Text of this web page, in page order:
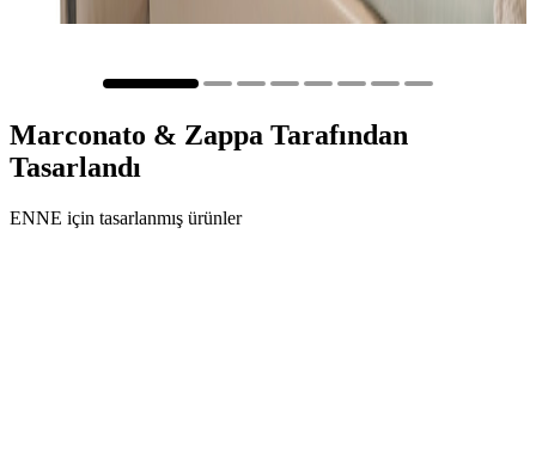
Marconato & Zappa Tarafından
Tasarlandı
ENNE için tasarlanmış ürünler